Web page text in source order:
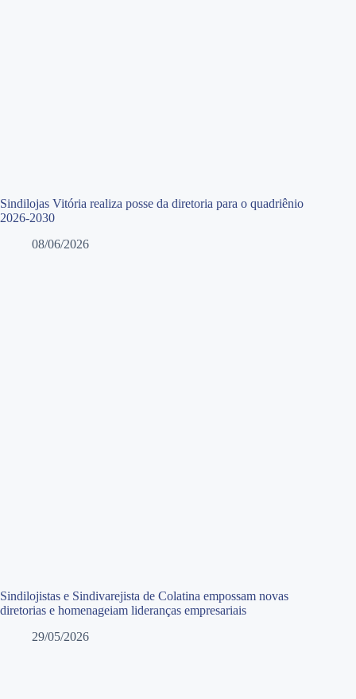
Sindilojas Vitória realiza posse da diretoria para o quadriênio
2026-2030
08/06/2026
Sindilojistas e Sindivarejista de Colatina empossam novas
diretorias e homenageiam lideranças empresariais
29/05/2026